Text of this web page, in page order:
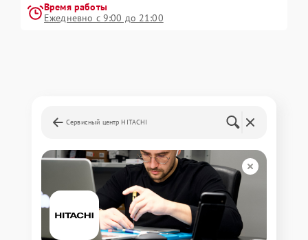
Время работы
Ежедневно с 9:00 до 21:00
Сервисный центр HITACHI